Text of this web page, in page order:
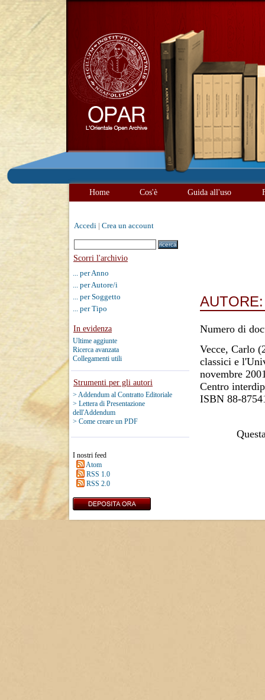
Home Cos'è Guida all'uso
Accedi Crea un account
Scorri l'archivio
... per Anno
... per Autore/i
... per Soggetto
... per Tipo
In evidenza
Ultime aggiunte
Ricerca avanzata
Collegamenti utili
Strumenti per gli autori
> Addendum al Contratto Editoriale
> Lettera di Presentazione
dell'Addendum
> Come creare un PDF
I nostri feed
Atom
RSS 1.0
RSS 2.0
Numero di
Vecce, Carlo
classici e
novembre
Centro
ISBN 88-